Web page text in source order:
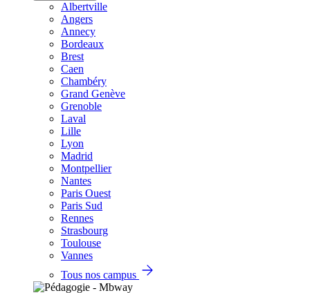
Albertville
Angers
Annecy
Bordeaux
Brest
Caen
Chambéry
Grand Genève
Grenoble
Laval
Lille
Lyon
Madrid
Montpellier
Nantes
Paris Ouest
Paris Sud
Rennes
Strasbourg
Toulouse
Vannes
Tous nos campus